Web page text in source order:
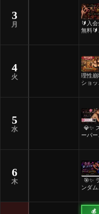
3
月
🔰入会
無料🔰
ーツナ
4
火
理性崩
ショッ
ー
5
水
💎✨
ーパー
デー
6
木
🎯✨
ンダム
ツフリ
✨🎯
💰